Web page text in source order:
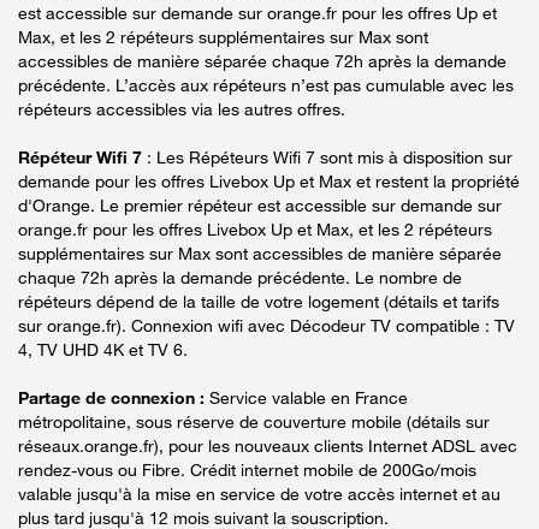
est accessible sur demande sur orange.fr pour les offres Up et
Max, et les 2 répéteurs supplémentaires sur Max sont
accessibles de manière séparée chaque 72h après la demande
précédente. L’accès aux répéteurs n’est pas cumulable avec les
répéteurs accessibles via les autres offres.
Répéteur Wifi 7 : Les Répéteurs Wifi 7 sont mis à disposition sur
demande pour les offres Livebox Up et Max et restent la propriété
d'Orange. Le premier répéteur est accessible sur demande sur
orange.fr pour les offres Livebox Up et Max, et les 2 répéteurs
supplémentaires sur Max sont accessibles de manière séparée
chaque 72h après la demande précédente. Le nombre de
répéteurs dépend de la taille de votre logement (détails et tarifs
sur orange.fr). Connexion wifi avec Décodeur TV compatible : TV
4, TV UHD 4K et TV 6.
Partage de connexion : Service valable en France
métropolitaine, sous réserve de couverture mobile (détails sur
réseaux.orange.fr), pour les nouveaux clients Internet ADSL avec
rendez-vous ou Fibre. Crédit internet mobile de 200Go/mois
valable jusqu'à la mise en service de votre accès internet et au
plus tard jusqu'à 12 mois suivant la souscription.